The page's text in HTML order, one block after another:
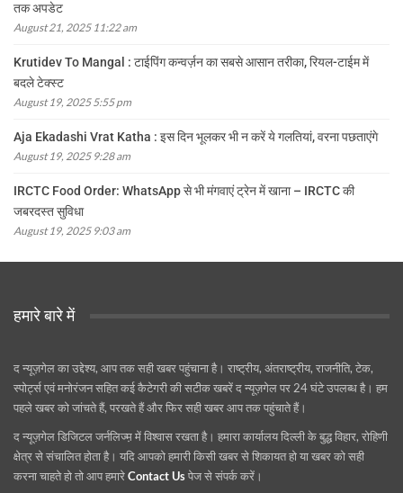
तक अपडेट
August 21, 2025 11:22 am
Krutidev To Mangal : टाईपिंग कन्वर्ज़न का सबसे आसान तरीका, रियल-टाईम में
बदले टेक्स्ट
August 19, 2025 5:55 pm
Aja Ekadashi Vrat Katha : इस दिन भूलकर भी न करें ये गलतियां, वरना पछताएंगे
August 19, 2025 9:28 am
IRCTC Food Order: WhatsApp से भी मंगवाएं ट्रेन में खाना – IRCTC की
जबरदस्त सुविधा
August 19, 2025 9:03 am
हमारे बारे में
द न्यूज़गेल का उद्देश्य, आप तक सही खबर पहुंचाना है। राष्ट्रीय, अंतराष्ट्रीय, राजनीति, टेक,
स्पोर्ट्स एवं मनोरंजन सहित कई कैटेगरी की सटीक खबरें द न्यूज़गेल पर 24 घंटे उपलब्ध है। हम
पहले खबर को जांचते हैं, परखते हैं और फिर सही खबर आप तक पहुंचाते हैं।
द न्यूज़गेल डिजिटल जर्नलिज्म़ में विश्वास रखता है। हमारा कार्यालय दिल्ली के बुद्ध विहार, रोहिणी
क्षेत्र से संचालित होता है। यदि आपको हमारी किसी खबर से शिकायत हो या खबर को सही
करना चाहते हो तो आप हमारेContact Usपेज से संपर्क करें।